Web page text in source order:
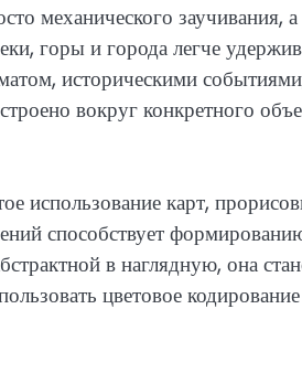
механического заучивания,
горы и города легче
историческими
вокруг конкретного
использование карт,
способствует
в наглядную, она
цветовое